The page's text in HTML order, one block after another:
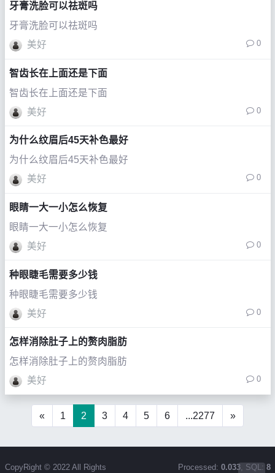
牙膏洗脸可以祛斑吗
牙膏洗脸可以祛斑吗
美好
0
智齿长在上面还是下面
智齿长在上面还是下面
美好
0
为什么纹眉后45天补色最好
为什么纹眉后45天补色最好
美好
0
眼睛一大一小怎么恢复
眼睛一大一小怎么恢复
美好
0
种眼睫毛需要多少钱
种眼睫毛需要多少钱
美好
0
怎样消除肚子上的赘肉脂肪
怎样消除肚子上的赘肉脂肪
美好
0
« 1 2 3 4 5 6 ...2277 »
CopyRight © 2022 All Rights Processed: 0.033, SQL: 8